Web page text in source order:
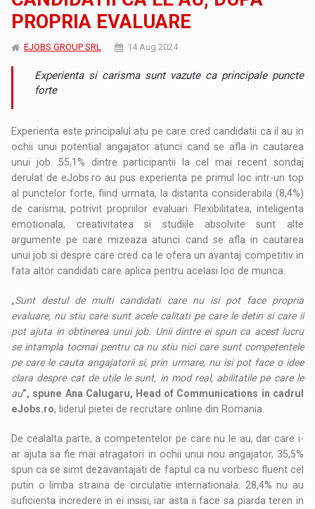
PROPRIA EVALUARE
EJOBS GROUP SRL 14 Aug 2024
Experienta si carisma sunt vazute ca principale puncte
forte
Experienta este principalul atu pe care cred candidatii ca il au in
ochii unui potential angajator atunci cand se afla in cautarea
unui job. 55,1% dintre participantii la cel mai recent sondaj
derulat de eJobs.ro au pus experienta pe primul loc intr-un top
al punctelor forte, fiind urmata, la distanta considerabila (8,4%)
de carisma, potrivit propriilor evaluari. Flexibilitatea, inteligenta
emotionala, creativitatea si studiile absolvite sunt alte
argumente pe care mizeaza atunci cand se afla in cautarea
unui job si despre care cred ca le ofera un avantaj competitiv in
fata altor candidati care aplica pentru acelasi loc de munca.
„Sunt destul de multi candidati care nu isi pot face propria
evaluare, nu stiu care sunt acele calitati pe care le detin si care ii
pot ajuta in obtinerea unui job. Unii dintre ei spun ca acest lucru
se intampla tocmai pentru ca nu stiu nici care sunt competentele
pe care le cauta angajatorii si, prin urmare, nu isi pot face o idee
clara despre cat de utile le sunt, in mod real, abilitatile pe care le
au”, spune Ana Calugaru, Head of Communications in cadrul
eJobs.ro, liderul pietei de recrutare online din Romania.
De cealalta parte, a competentelor pe care nu le au, dar care i-
ar ajuta sa fie mai atragatori in ochii unui nou angajator, 35,5%
spun ca se simt dezavantajati de faptul ca nu vorbesc fluent cel
putin o limba straina de circulatie internationala. 28,4% nu au
suficienta incredere in ei insisi, iar asta ii face sa piarda teren in